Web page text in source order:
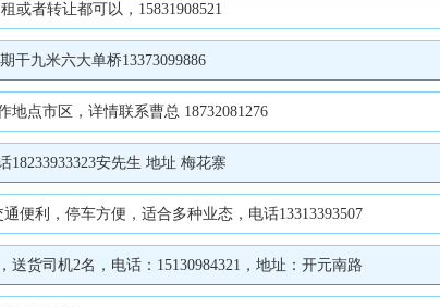
或者转让都可以，15831908521
干九米六大单桥13373099886
点市区，详情联系曹总 18732081276
安先生 地址 梅花寨
便利，停车方便，适合多种业态，电话13313393507
货司机2名，电话：15130984321，地址：开元南路